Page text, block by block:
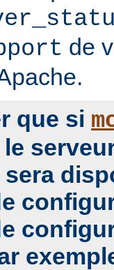
de
que si
sera